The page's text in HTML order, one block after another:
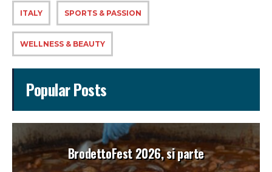
ITALY SPORTS & PASSION
WELLNESS & BEAUTY
Popular Posts
BrodettoFest 2026, si parte